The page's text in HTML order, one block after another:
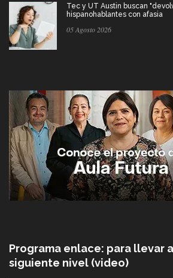
Tec y UT Austin buscan
hispanohablantes con afasia
05 Agosto 2026
Programa enlace: para llevar
siguiente nivel (video)